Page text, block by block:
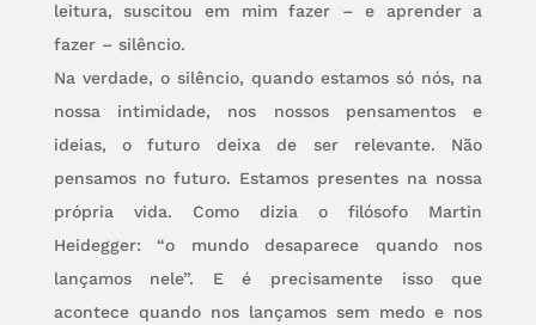
leitura, suscitou em mim fazer – e aprender a
fazer – silêncio.
Na verdade, o silêncio, quando estamos só nós, na
nossa intimidade, nos nossos pensamentos e
ideias, o futuro deixa de ser relevante. Não
pensamos no futuro. Estamos presentes na nossa
própria vida. Como dizia o filósofo Martin
Heidegger: “o mundo desaparece quando nos
lançamos nele”. E é precisamente isso que
acontece quando nos lançamos sem medo e nos